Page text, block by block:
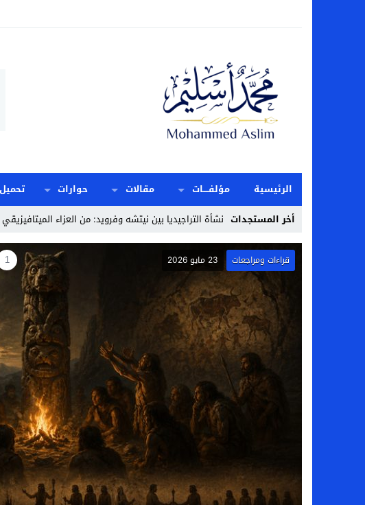
الرئيسية مؤلفــــات مقالات حوارات تحميل
أخر المستجدات المقدّس ا _
Stop
Previous
Next
حول أعمالنا 15 مايو 2026 1